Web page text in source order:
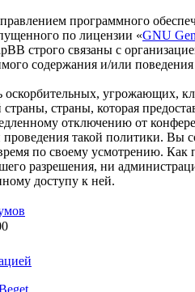
программного
по лицензии «GNU
строго связаны с
содержания и/или
оскорбительных, угрожающих,
страны, которая
отключению от
такой политики. Вы
по своему усмотрению. Как
разрешения, ни
доступу к ней.